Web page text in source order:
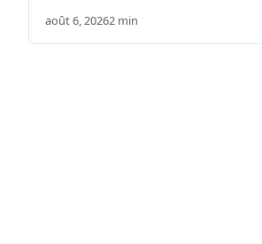
août 6, 20262 min